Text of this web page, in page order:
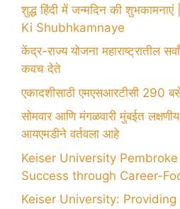
शुद्ध हिंदी में जन्मदिन की
Ki Shubhkamnaye
केंद्र-राज्य योजना महाराष्ट्रातील
कवच देते
एकादशीसाठी एमएसआरटीसी 290
सोमवार आणि मंगळवारी मुंबईत
आयएमडीने वर्तवला आहे
Keiser University
Success through Career-
Keiser University: